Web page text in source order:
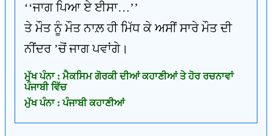
‘‘ਜਾਗ ਪਿਆ ਏ ਈਸਾ…’’
ਤੇ ਮੌਤ ਨੂੰ ਮੌਤ ਨਾਲ਼ ਹੀ ਮਿੱਧ ਕੇ ਅਸੀਂ ਸਾਰੇ ਮੌਤ ਦੀ
ਨੀਂਦਰ ’ਚੋਂ ਜਾਗ ਪਵਾਂਗੇ।
ਮੁੱਖ ਪੰਨਾ : ਮੈਕਸਿਮ ਗੋਰਕੀ ਦੀਆਂ ਕਹਾਣੀਆਂ ਤੇ ਹੋਰ ਰਚਨਾਵਾਂ
ਪੰਜਾਬੀ ਵਿੱਚ
ਮੁੱਖ ਪੰਨਾ : ਪੰਜਾਬੀ ਕਹਾਣੀਆਂ